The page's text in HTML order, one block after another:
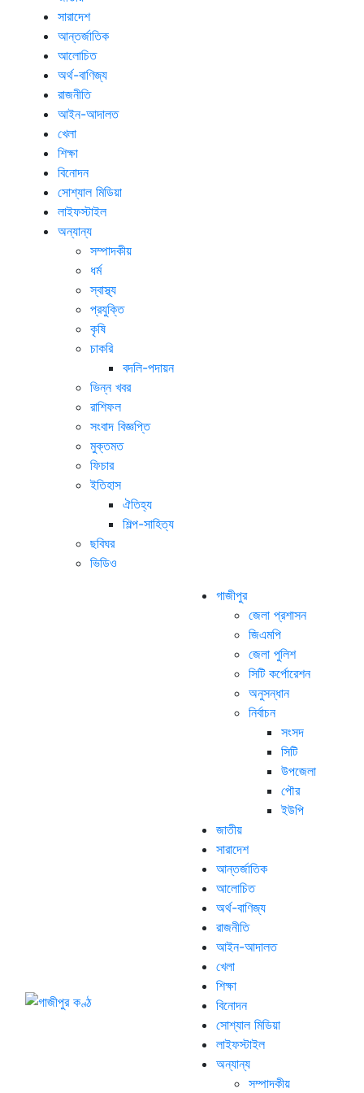
সারাদেশ
আন্তর্জাতিক
আলোচিত
অর্থ-বাণিজ্য
রাজনীতি
আইন-আদালত
খেলা
শিক্ষা
বিনোদন
সোশ্যাল মিডিয়া
লাইফস্টাইল
অন্যান্য
সম্পাদকীয়
ধর্ম
স্বাস্থ্য
প্রযুক্তি
কৃষি
চাকরি
বদলি-পদায়ন
ভিন্ন খবর
রাশিফল
সংবাদ বিজ্ঞপ্তি
মুক্তমত
ফিচার
ইতিহাস
ঐতিহ্য
শিল্প-সাহিত্য
ছবিঘর
ভিডিও
গাজীপুর
জেলা প্রশাসন
জিএমপি
জেলা পুলিশ
সিটি কর্পোরেশন
অনুসন্ধান
নির্বাচন
সংসদ
সিটি
উপজেলা
পৌর
ইউপি
জাতীয়
সারাদেশ
আন্তর্জাতিক
আলোচিত
অর্থ-বাণিজ্য
রাজনীতি
আইন-আদালত
খেলা
শিক্ষা
বিনোদন
সোশ্যাল মিডিয়া
লাইফস্টাইল
অন্যান্য
সম্পাদকীয়